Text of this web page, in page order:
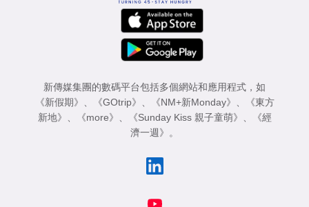
新傳媒集團的數碼平台包括多個網站和應用程式，如
《新假期》 、 《GOtrip》 、 《NM+新Monday》 、
《東方
新地》 、 《more》 、 《Sunday Kiss 親子童萌》 、
《經
濟一週》 。